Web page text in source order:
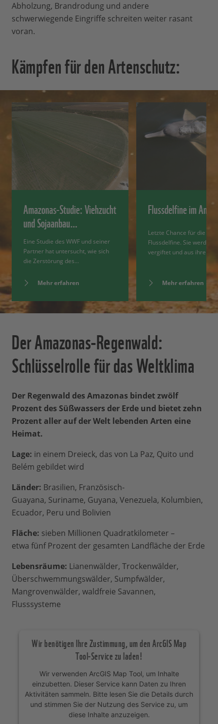
Abholzung, Brandrodung und andere
schwerwiegende Eingriffe schreiten weiter rasant
voran.
Kämpfen für den Artenschutz:
Amazonas-Studie: Viehzucht
und Sojaanbau…
Eine Studie des WWF und seiner
Partner hat untersucht, wie sich
die Zerstörung des…
Mehr erfahren
Flussdelfine im
Letzte Chance für die
Flussdelfine. Sie werden
vergiftet und aus ihrem…
Mehr erfahren
Der Amazonas-Regenwald:
Schlüsselrolle für das Weltklima
Der Regenwald des Amazonas bindet zwölf
Prozent des Süßwassers der Erde und bietet zehn
Prozent aller auf der Welt lebenden Arten eine
Heimat.
Lage: in einem Dreieck, das von La Paz, Quito und
Belém gebildet wird
Länder: Brasilien, Französisch-
Guayana, Suriname, Guyana, Venezuela, Kolumbien,
Ecuador, Peru und Bolivien
Fläche: sieben Millionen Quadratkilometer –
etwa fünf Prozent der gesamten Landfläche der Erde
Lebensräume: Lianenwälder, Trockenwälder,
Überschwemmungswälder, Sumpfwälder,
Mangrovenwälder, waldfreie Savannen,
Flusssysteme
Wir benötigen Ihre Zustimmung, um den ArcGIS Map
Tool-Service zu laden!
Wir verwenden ArcGIS Map Tool, um Inhalte
einzubetten. Dieser Service kann Daten zu Ihren
Aktivitäten sammeln. Bitte lesen Sie die Details durch
und stimmen Sie der Nutzung des Service zu, um
diese Inhalte anzuzeigen.